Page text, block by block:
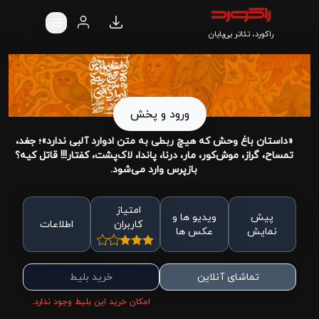
راکورد، تئاتر بی‌پایان
ورود و پخش
«داستان باغ وحش که هیچ ربطی به متن ادوارد آلبی ندارد»؛ جغد،
تمساح، گراز، موش‌کور، مار، درنا، پاندا، لاک‌پشت، کفتار!!! قاتل کیه؟
بازپرس وارد می‌شود.
پیش
نمایش
ویدیو ها و
عکس ها
امتیاز
کاربران
اطلاعات
تماشای آنلاین خرید بلیط
امکان خرید این بلیط وجود ندارد.